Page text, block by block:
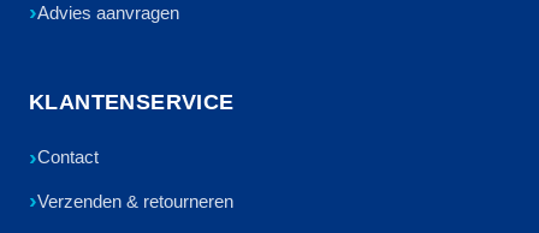
Advies aanvragen
KLANTENSERVICE
Contact
Verzenden & retourneren